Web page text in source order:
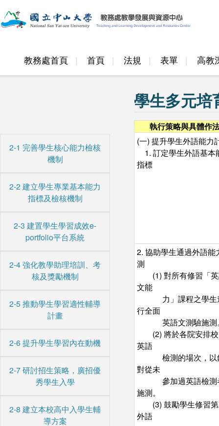
教務處首頁 首頁 法規 表單 高教
邁頂計畫
2-1 完善學生核心能力檢核
機制
2-2 建立學生專業基本能力
指標及檢核機制
2-3 建置學生學習成效e-
portfolio平台系統
2-4 強化教學助理培訓、考
核及獎勵機制
2-5 推動學生學習適性輔導
計畫
2-6 提升學生學習內在動機
2-7 研討招生策略，廣招優
秀學生入學
2-8 建立本校高中入學生輔
導方案
學生多元
執行策略與具體作
(一) 提升學生外語能力
1. 訂定學生外語基本
指標
2. 協助學生通過外語能
測
(1) 對所有修習「
文能
力」課程之學生
行全面
英語文測驗施測
(2) 將於各院安排
英語
檢測的場次，以
對從未
參加過英語檢測
施測。
(3) 鼓勵學生修習
外語